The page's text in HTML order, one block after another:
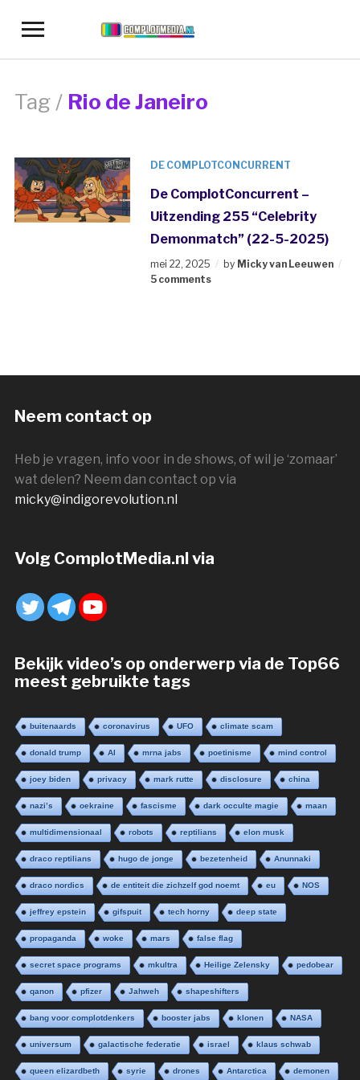
Toggle
navigation
Tag / Rio de Janeiro
DE COMPLOTCONCURRENT
De ComplotConcurrent –
Uitzending 255 “Celebrity
Demonmatch” (22-5-2025)
mei 22, 2025 by Micky van Leeuwen
5 comments
Neem contact op
Heb je vragen, info voor in de shows, of wil je ‘zomaar’
wat delen? Neem dan contact op via
micky@indigorevolution.nl
Volg ComplotMedia.nl via
Bekijk video’s op onderwerp via de Top66
meest gebruikte tags
buitenaards coronavirus UFO climate scam
donald trump AI mrna jabs poetinisme mind control
joey biden privacy mark rutte disclosure china
nazi’s oekraine fascisme dark occulte magie maan
multidimensionaal robots reptilians elon musk
draco reptilians hugo de jonge bezetenheid Anunnaki
draco nordics de entiteit die zichzelf god noemt eu NOS
jeffrey epstein gifspuit tech horny deep state
propaganda woke mars false flag
secret space programs mkultra Heilige Zelensky pedobear
qanon pfizer Jahweh shapeshifters
bang voor complotdenkers booster jabs klonen NASA
universum galactische federatie israel klaus schwab
queen elizardbeth syrie drones Antarctica demonen